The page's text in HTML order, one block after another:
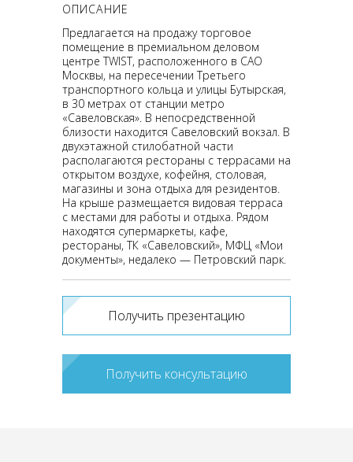
ОПИСАНИЕ
Предлагается на продажу торговое
помещение в премиальном деловом
центре TWIST, расположенного в САО
Москвы, на пересечении Третьего
транспортного кольца и улицы Бутырская,
в 30 метрах от станции метро
«Савеловская». В непосредственной
близости находится Савеловский вокзал. В
двухэтажной стилобатной части
располагаются рестораны с террасами на
открытом воздухе, кофейня, столовая,
магазины и зона отдыха для резидентов.
На крыше размещается видовая терраса
с местами для работы и отдыха. Рядом
находятся супермаркеты, кафе,
рестораны, ТК «Савеловский», МФЦ «Мои
документы», недалеко — Петровский парк.
Получить презентацию
Получить консультацию